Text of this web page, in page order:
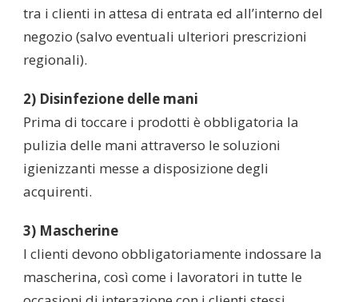
tra i clienti in attesa di entrata ed all’interno del
negozio (salvo eventuali ulteriori prescrizioni
regionali).
2) Disinfezione delle mani
Prima di toccare i prodotti è obbligatoria la
pulizia delle mani attraverso le soluzioni
igienizzanti messe a disposizione degli
acquirenti.
3) Mascherine
I clienti devono obbligatoriamente indossare la
mascherina, così come i lavoratori in tutte le